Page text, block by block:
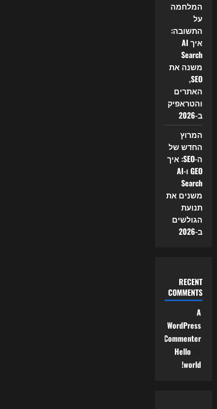
המלחמה
על
התשובה:
איך AI
Search
משנה את
SEO,
האתרים
והטראפיק
ב-2026
המרוץ
החדש של
ה-SEO: איך
GEO ו-AI
Search
משנים את
תנועת
הגולשים
ב-2026
RECENT
COMMENTS
A
WordPress
Commenter
Hello
world!